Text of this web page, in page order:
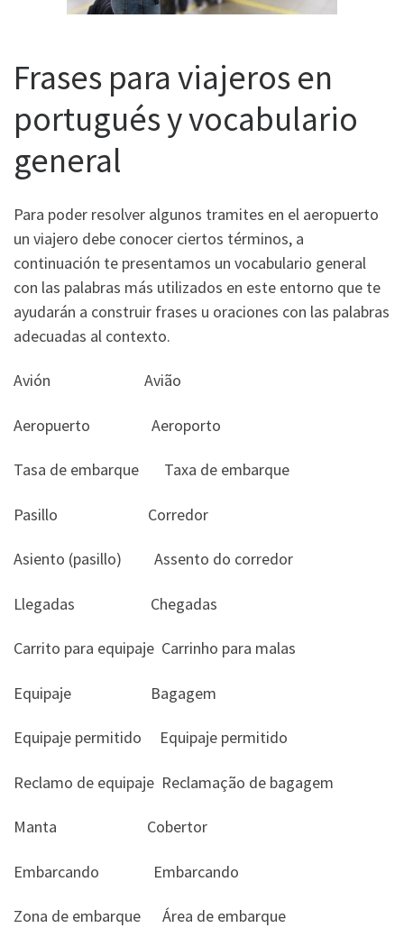
Frases para viajeros en
portugués y vocabulario
general
Para poder resolver algunos tramites en el aeropuerto
un viajero debe conocer ciertos términos, a
continuación te presentamos un vocabulario general
con las palabras más utilizados en este entorno que te
ayudarán a construir frases u oraciones con las palabras
adecuadas al contexto.
Avión Avião
Aeropuerto Aeroporto
Tasa de embarque Taxa de embarque
Pasillo Corredor
Asiento (pasillo) Assento do corredor
Llegadas Chegadas
Carrito para equipaje Carrinho para malas
Equipaje Bagagem
Equipaje permitido Equipaje permitido
Reclamo de equipaje Reclamação de bagagem
Manta Cobertor
Embarcando Embarcando
Zona de embarque Área de embarque